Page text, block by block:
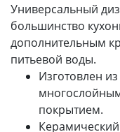
Универсальный
большинство
дополнительным
питьевой воды.
Изготовлен
покрытием.